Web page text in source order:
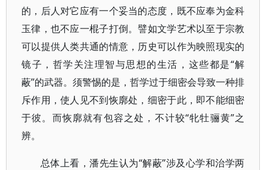
的，后人对它应有一个妥当的态度，既不应奉为金科
玉律，也不应一棍子打倒。譬如文学艺术以至于宗教
可以提供人类共通的情意，历史可以作为映照现实的
镜子，哲学关注理智与思想的生活，这些都是“解
蔽”的武器。须警惕的是，哲学过于细密会导致一种排
斥作用，使人见不到恢廓处，细密于此，即不能细密
于彼。而恢廓就有包容之处，不计较“牝牡骊黄”之
辨。
总体上看，潘先生认为“解蔽”涉及心学和治学两